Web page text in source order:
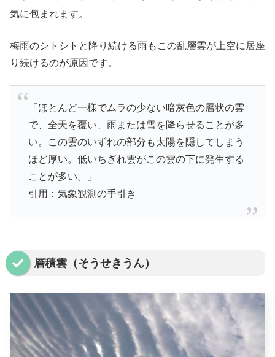
気に包まれます。
梅雨のシトシトと降り続ける雨もこの乱層雲が上空に居座
り続けるのが原因です。
「ほとんど一様でムラの少ない暗灰色の層状の雲
で、全天を覆い、雨または雪を降らせることが多
い。この雲のいずれの部分も太陽を隠してしまう
ほど厚い。低いちぎれ雲がこの雲の下に発生する
ことが多い。」
引用：気象観測の手引き
層積雲（そうせきうん）